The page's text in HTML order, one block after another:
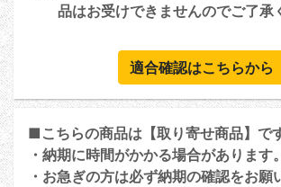
品はお受けできませんのでご了承
適合確認はこちらから
■こちらの商品は【取り寄せ商品】です
・納期に時間がかかる場合があります。
・お急ぎの方は必ず納期の確認をお願